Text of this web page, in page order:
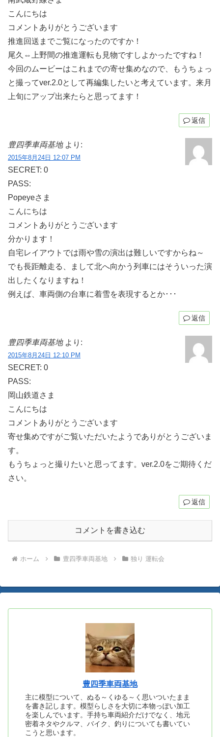
こんにちは
コメントありがとうございます
推進回送までご覧になったのですか！
尾久⇔上野間の推進運転も見物ですしよかったですね！
今回のムービーはこれまでの寄せ集めなので、もうちょっ
と撮ってver.2.0として再編集したいと考えています。来月
上旬にアップ出来たらと思ってます！
返信
豊四季車両基地 より:
2015年8月24日 12:07 PM
SECRET: 0
PASS:
Popeyeさま
こんにちは
コメントありがとうございます
分かります！
自宅レイアウトでは雨や雪の演出は難しいですからね～
でも長距離走る、まして北へ向かう列車にはそういった演
出したくなりますね！
例えば、車両側の台車に着雪を表現するとか･･･
返信
豊四季車両基地 より:
2015年8月24日 12:10 PM
SECRET: 0
PASS:
岡山鉄道さま
こんにちは
コメントありがとうございます
寄せ集めですがご覧いただいたようでありがとうございま
す。
もうちょっと撮りたいと思ってます。ver.2.0をご期待くだ
さい。
返信
コメントを書き込む
ホーム 豊四季車両基地 独り 運転会
豊四季車両基地
主に模型について、ぬる～くゆる～く思いついたまま
を書き記します。模型らしさを大切に本物っぽい加工
を楽しんでいます。手持ち車両紹介だけでなく、地元
密着ネタやクルマ、バイク、釣りについても書いてい
こうと思います。